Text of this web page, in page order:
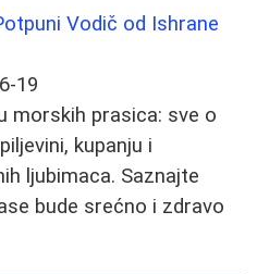
Vodič od Ishrane
19
morskih prasica: sve o
kupanju i
ljubimaca. Saznajte
bude srećno i zdravo